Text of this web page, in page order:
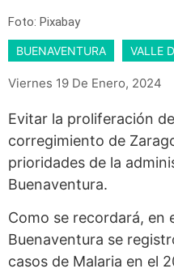
Foto: Pixabay
BUENAVENTURA VALLE
Viernes 19 De Enero, 2024
Evitar la proliferación
corregimiento de
prioridades de la
Buenaventura.
Como se recordará, en
Buenaventura se
casos de Malaria en el